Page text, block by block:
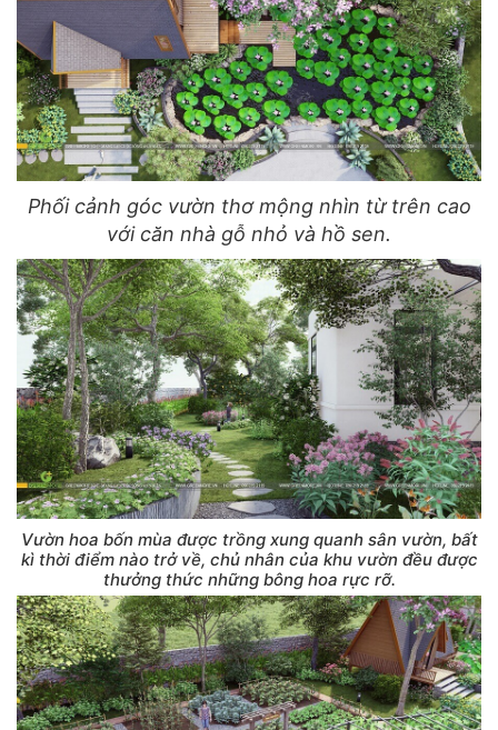
Phối cảnh góc vườn thơ mộng nhìn từ trên cao
với căn nhà gỗ nhỏ và hồ sen.
Vườn hoa bốn mùa được trồng xung quanh sân vườn, bất
kì thời điểm nào trở về, chủ nhân của khu vườn đều được
thưởng thức những bông hoa rực rỡ.